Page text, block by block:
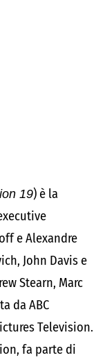
19) è la
e Alexandre
John Davis e
Stearn, Marc
da ABC
Television.
fa parte di